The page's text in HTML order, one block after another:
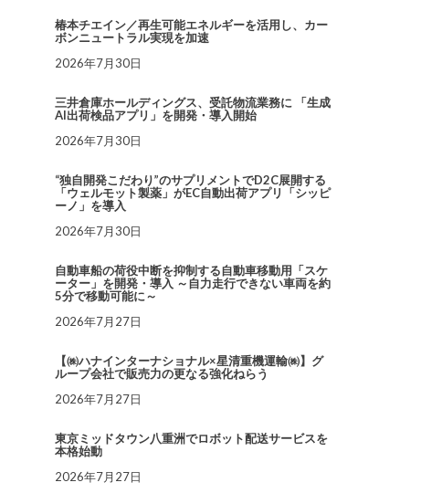
椿本チエイン／再生可能エネルギーを活用し、カー
ボンニュートラル実現を加速
2026年7月30日
三井倉庫ホールディングス、受託物流業務に 「生成
AI出荷検品アプリ」を開発・導入開始
2026年7月30日
“独自開発こだわり”のサプリメントでD2C展開する
「ウェルモット製薬」がEC自動出荷アプリ「シッピ
ーノ」を導入
2026年7月30日
自動車船の荷役中断を抑制する自動車移動用「スケ
ーター」を開発・導入 ～自力走行できない車両を約
5分で移動可能に～
2026年7月27日
【㈱ハナインターナショナル×星清重機運輸㈱】グ
ループ会社で販売力の更なる強化ねらう
2026年7月27日
東京ミッドタウン八重洲でロボット配送サービスを
本格始動
2026年7月27日